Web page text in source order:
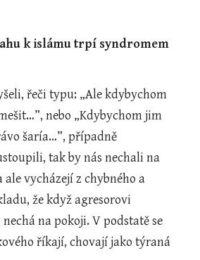
k islámu trpí syndromem
řeči typu: „Ale kdybychom
nebo „Kdybychom jim
šaría…”, případně
tak by nás nechali na
ale vycházejí z chybného a
že když agresorovi
na pokoji. V podstatě se
říkají, chovají jako týraná